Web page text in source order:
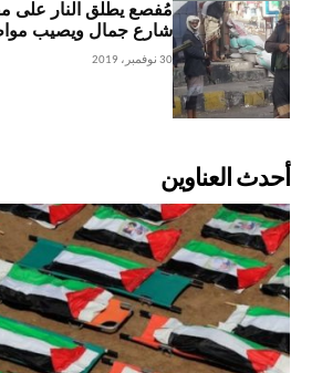
مُفصع يطلق النار على
شارع جمال ويصيب
30 نوفمبر، 2019
أحدث العناوين